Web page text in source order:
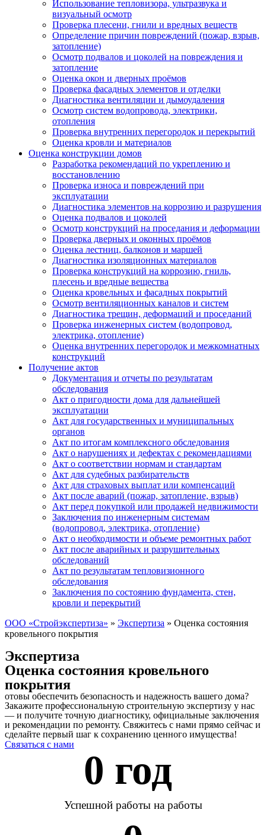
Использование тепловизора, ультразвука и
визуальный осмотр
Проверка плесени, гнили и вредных веществ
Определение причин повреждений (пожар, взрыв,
затопление)
Осмотр подвалов и цоколей на повреждения и
затопление
Оценка окон и дверных проёмов
Проверка фасадных элементов и отделки
Диагностика вентиляции и дымоудаления
Осмотр систем водопровода, электрики,
отопления
Проверка внутренних перегородок и перекрытий
Оценка кровли и материалов
Оценка конструкции домов
Разработка рекомендаций по укреплению и
восстановлению
Проверка износа и повреждений при
эксплуатации
Диагностика элементов на коррозию и разрушения
Оценка подвалов и цоколей
Осмотр конструкций на проседания и деформации
Проверка дверных и оконных проёмов
Оценка лестниц, балконов и маршей
Диагностика изоляционных материалов
Проверка конструкций на коррозию, гниль,
плесень и вредные вещества
Оценка кровельных и фасадных покрытий
Осмотр вентиляционных каналов и систем
Диагностика трещин, деформаций и проседаний
Проверка инженерных систем (водопровод,
электрика, отопление)
Оценка внутренних перегородок и межкомнатных
конструкций
Получение актов
Документация и отчеты по результатам
обследования
Акт о пригодности дома для дальнейшей
эксплуатации
Акт для государственных и муниципальных
органов
Акт по итогам комплексного обследования
Акт о нарушениях и дефектах с рекомендациями
Акт о соответствии нормам и стандартам
Акт для судебных разбирательств
Акт для страховых выплат или компенсаций
Акт после аварий (пожар, затопление, взрыв)
Акт перед покупкой или продажей недвижимости
Заключения по инженерным системам
(водопровод, электрика, отопление)
Акт о необходимости и объеме ремонтных работ
Акт после аварийных и разрушительных
обследований
Акт по результатам тепловизионного
обследования
Заключения по состоянию фундамента, стен,
кровли и перекрытий
ООО «Стройэкспертиза» » Экспертиза » Оценка состояния
кровельного покрытия
Экспертиза
Оценка состояния кровельного
покрытия
отовы обеспечить безопасность и надежность вашего дома?
Закажите профессиональную строительную экспертизу у нас
— и получите точную диагностику, официальные заключения
и рекомендации по ремонту. Свяжитесь с нами прямо сейчас и
сделайте первый шаг к сохранению ценного имущества!
Связаться с нами
0 год
Успешной работы на работы